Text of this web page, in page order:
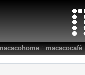
:macacocafé